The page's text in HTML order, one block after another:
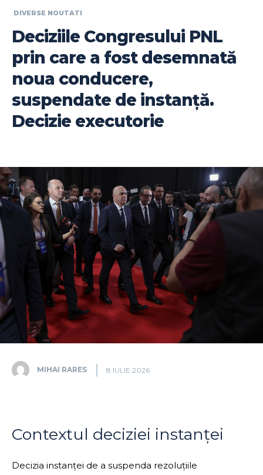
DIVERSE NOUTATI
Deciziile Congresului PNL
prin care a fost desemnată
noua conducere,
suspendate de instanță.
Decizie executorie
MIHAI RARES 8 IULIE 2026
Contextul deciziei instanței
Decizia instanței de a suspenda rezoluțiile